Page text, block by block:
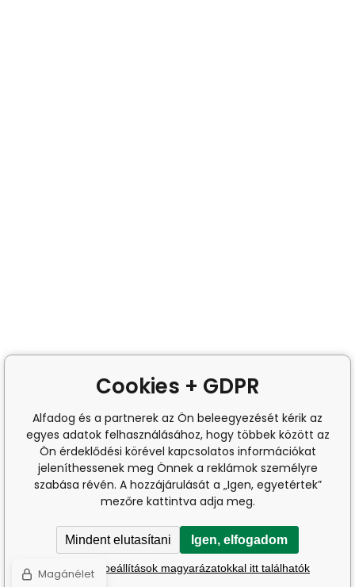
Cookies + GDPR
Alfadog és a partnerek az Ön beleegyezését kérik az
egyes adatok felhasználásához, hogy többek között az
Ön érdeklődési körével kapcsolatos információkat
jeleníthessenek meg Önnek a reklámok személyre
szabása révén. A hozzájárulását a „Igen, egyetértek”
mezőre kattintva adja meg.
Mindent elutasítani Igen, elfogadom
A részletes beállítások magyarázatokkal itt találhatók
Magánélet